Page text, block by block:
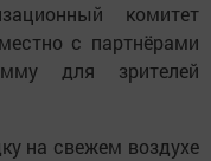
комитет
с партнёрами
для зрителей
на свежем воздухе